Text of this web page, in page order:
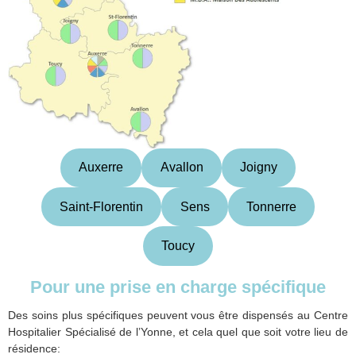
Auxerre Avallon Joigny
Saint-Florentin Sens Tonnerre
Toucy
Pour une prise en charge spécifique
Des soins plus spécifiques peuvent vous être dispensés au Centre
Hospitalier Spécialisé de l’Yonne, et cela quel que soit votre lieu de
résidence: